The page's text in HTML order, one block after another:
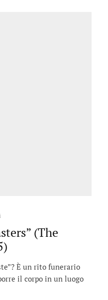
(The
È un rito funerario
il corpo in un luogo